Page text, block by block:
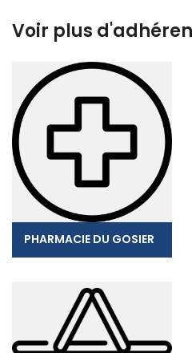
Voir plus
PHARMACIE DU GOSIER